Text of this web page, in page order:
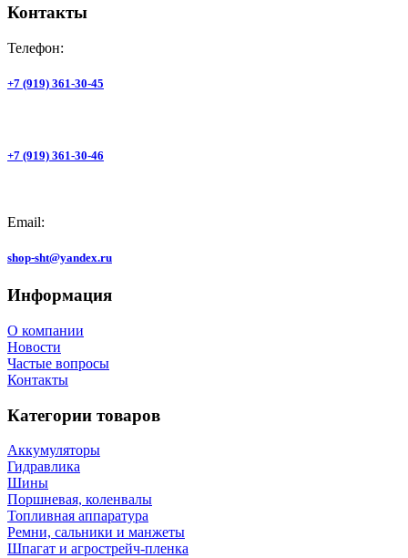
Контакты
Телефон:
+7 (919) 361-30-45
+7 (919) 361-30-46
Email:
shop-sht@yandex.ru
Информация
О компании
Новости
Частые вопросы
Контакты
Категории товаров
Аккумуляторы
Гидравлика
Шины
Поршневая, коленвалы
Топливная аппаратура
Ремни, сальники и манжеты
Шпагат и агрострейч-пленка